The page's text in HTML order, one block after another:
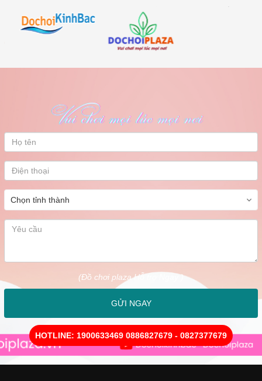
(Đồ chơi plaza Hỗ trợ Ngay )
GỬI NGAY
HOTLINE: 1900633469 0886827679 - 0827377679